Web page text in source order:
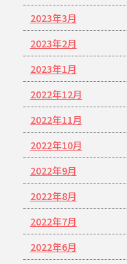
2023年3月
2023年2月
2023年1月
2022年12月
2022年11月
2022年10月
2022年9月
2022年8月
2022年7月
2022年6月